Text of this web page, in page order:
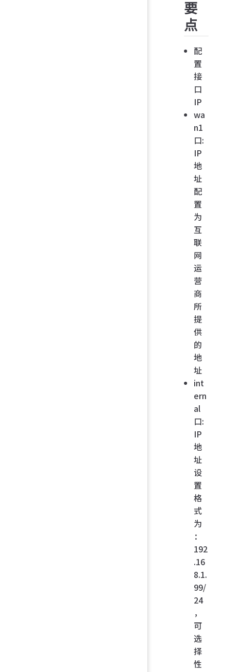
要
点
配
置
接
口
IP
wa
n1
口:
IP
地
址
配
置
为
互
联
网
运
营
商
所
提
供
的
地
址
int
ern
al
口:
IP
地
址
设
置
格
式
为
：
192
.16
8.1.
99/
24
，
可
选
择
性